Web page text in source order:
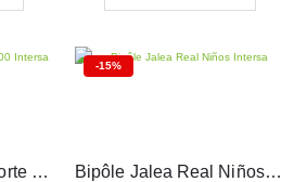
Bipôle Jalea Real Forte 2000 Intersa 20 ampollas
-15%
Bipôle Jalea Real Niños Intersa 20 ampollas